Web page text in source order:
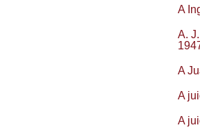
A
A.
A
A
A